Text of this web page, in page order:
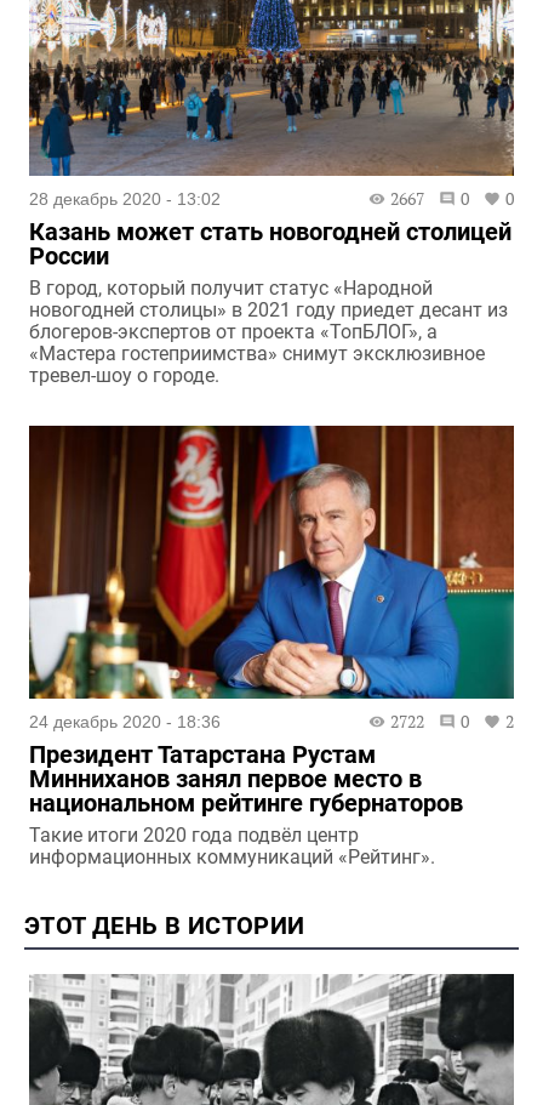
28 декабрь 2020 - 13:02 2667 0 0
Казань может стать новогодней столицей
России
В город, который получит статус «Народной
новогодней столицы» в 2021 году приедет десант из
блогеров-экспертов от проекта «ТопБЛОГ», а
«Мастера гостеприимства» снимут эксклюзивное
тревел-шоу о городе.
24 декабрь 2020 - 18:36 2722 0 2
Президент Татарстана Рустам
Минниханов занял первое место в
национальном рейтинге губернаторов
Такие итоги 2020 года подвёл центр
информационных коммуникаций «Рейтинг».
ЭТОТ ДЕНЬ В ИСТОРИИ